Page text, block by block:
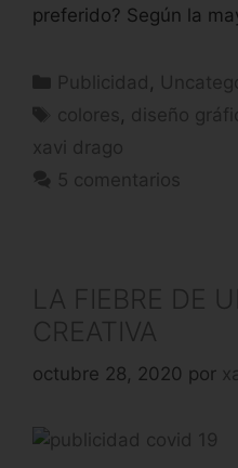
preferido? Según la
Publicidad ,
colores, diseño
xavi drago
5 comentarios
LA FIEBRE DE
CREATIVA
octubre 28, 2020 por